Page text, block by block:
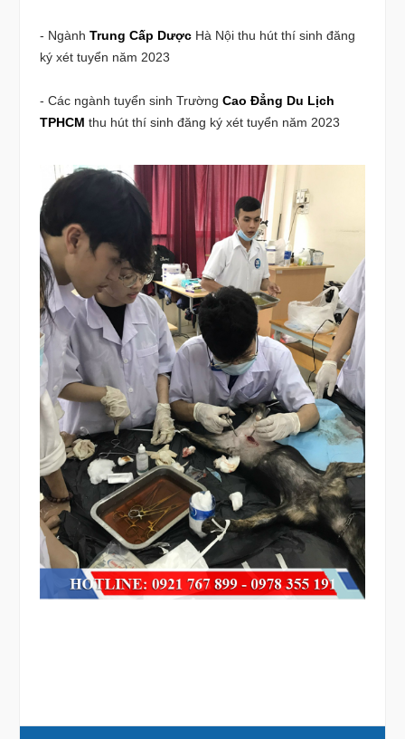
- Ngành Trung Cấp Dược Hà Nội thu hút thí sinh đăng
ký xét tuyển năm 2023
- Các ngành tuyển sinh Trường Cao Đẳng Du Lịch
TPHCM thu hút thí sinh đăng ký xét tuyển năm 2023